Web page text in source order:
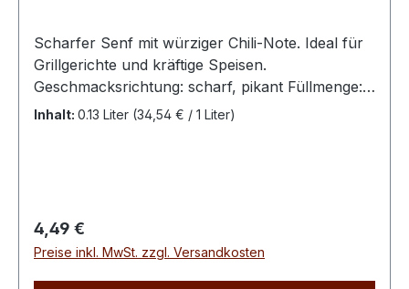
Scharfer Senf mit würziger Chili-Note. Ideal für
Grillgerichte und kräftige Speisen.
Geschmacksrichtung: scharf, pikant Füllmenge:
130 ml 100 g enthalten durchschnittlich: Energie:
lagern.
Inhalt: 0.13 Liter (34,54 € / 1 Liter)
Regulärer Preis:
4,49 €
Preise inkl. MwSt. zzgl. Versandkosten